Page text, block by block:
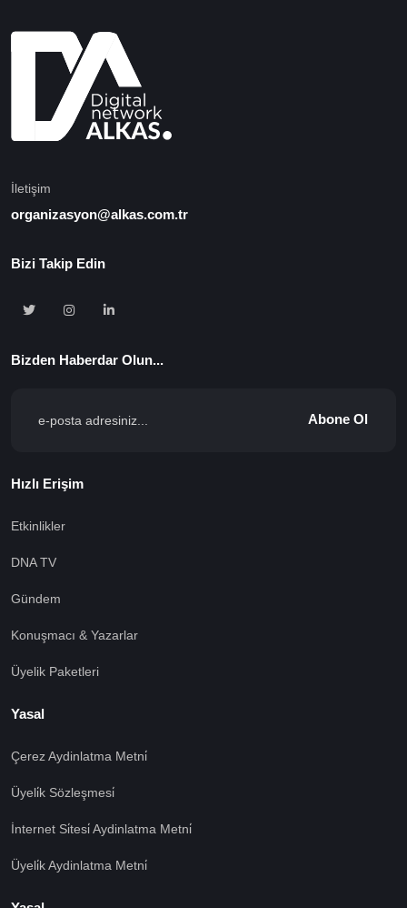
İletişim
organizasyon@alkas.com.tr
Bizi Takip Edin
Bizden Haberdar Olun...
Abone Ol
Hızlı Erişim
Etkinlikler
DNA TV
Gündem
Konuşmacı & Yazarlar
Üyelik Paketleri
Yasal
Çerez Aydinlatma Metni̇
Üyeli̇k Sözleşmesi̇
İnternet Si̇tesi̇ Aydinlatma Metni̇
Üyeli̇k Aydinlatma Metni̇